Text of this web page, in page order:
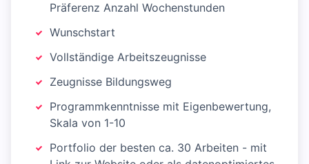
Präferenz Anzahl Wochenstunden
Wunschstart
Vollständige Arbeitszeugnisse
Zeugnisse Bildungsweg
Programmkenntnisse mit Eigenbewertung,
Skala von 1-10
Portfolio der besten ca. 30 Arbeiten - mit